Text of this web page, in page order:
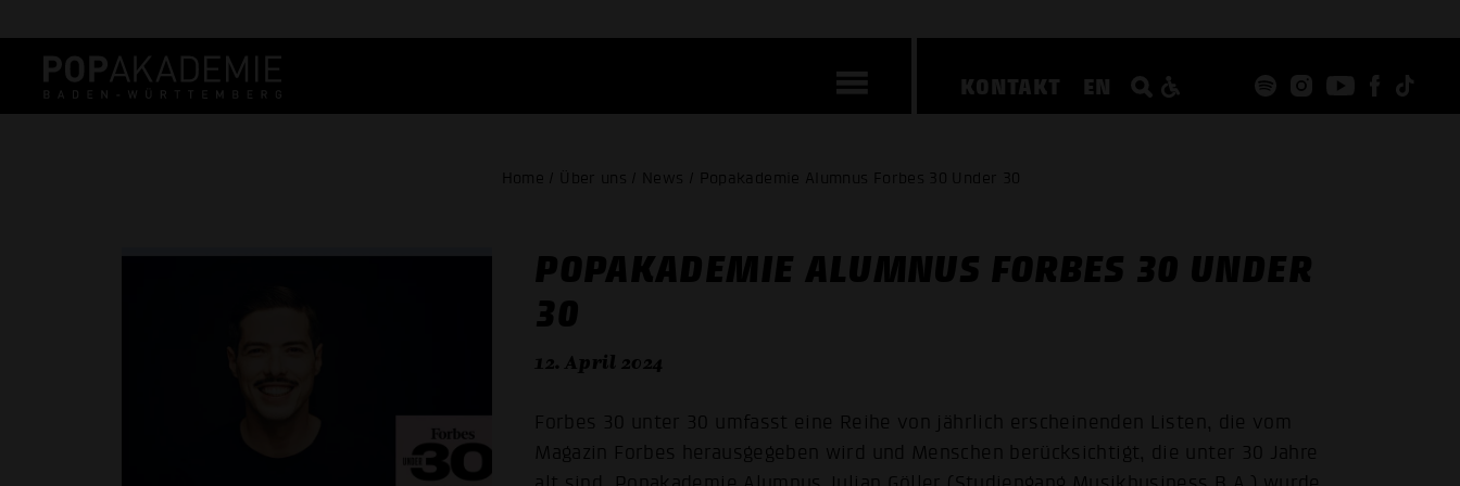
KONTAKT EN
Home / Über uns / News / Popakademie Alumnus Forbes 30 Under 30
POPAKADEMIE ALUMNUS FORBES 30 UNDER
30
12. April 2024
Forbes 30 unter 30 umfasst eine Reihe von jährlich erscheinenden Listen, die vom
Magazin Forbes herausgegeben wird und Menschen berücksichtigt, die unter 30 Jahre